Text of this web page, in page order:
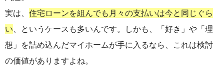
実は、 住宅ローンを組んでも月々の支払いは今と同じぐら
い 、というケースも多いんです。しかも、「好き」や「理
想」を詰め込んだマイホームが手に入るなら、これは検討
の価値がありますよね。